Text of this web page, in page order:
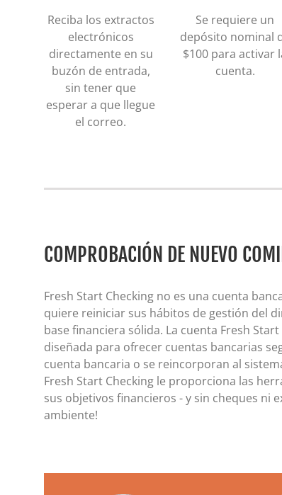
Reciba los extractos
electrónicos
directamente en su
buzón de entrada,
sin tener que
esperar a que llegue
el correo.
Se requiere un
depósito nominal
$100 para activar
cuenta.
COMPROBACIÓN DE NUEVO
Fresh Start Checking no es una cuenta
quiere reiniciar sus hábitos de gestión del
base financiera sólida. La cuenta Fresh
diseñada para ofrecer cuentas bancarias
cuenta bancaria o se reincorporan al
Fresh Start Checking le proporciona las
sus objetivos financieros - y sin cheques ni
ambiente!